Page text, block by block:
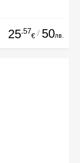
25.57
€ / 50лв.